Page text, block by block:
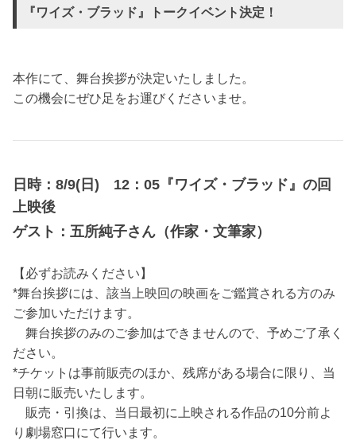
『ワイズ・ブラッド』トークイベント決定！
本作にて、舞台挨拶が決定いたしました。
この機会にぜひ足をお運びくださいませ。
日時：8/9(日) 12：05『ワイズ・ブラッド』の回
上映後
ゲスト：五所純子さん（作家・文筆家）
【必ずお読みください】
*舞台挨拶には、該当上映回の映画をご鑑賞される方のみ
ご参加いただけます。
舞台挨拶のみのご参加はできませんので、予めご了承く
ださい。
*チケットは事前販売のほか、残席がある場合に限り、当
日朝に販売いたします。
販売・引換は、当日最初に上映される作品の10分前よ
り劇場窓口にて行います。